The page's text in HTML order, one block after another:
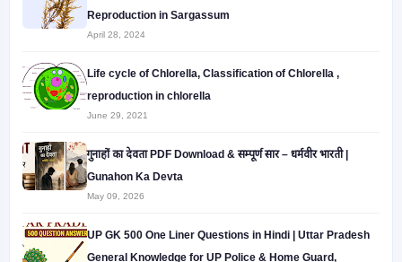
Reproduction in Sargassum
April 28, 2024
Life cycle of Chlorella, Classification of Chlorella ,
reproduction in chlorella
June 29, 2021
गुनाहों का देवता PDF Download & सम्पूर्ण सार – धर्मवीर भारती |
Gunahon Ka Devta
May 09, 2026
UP GK 500 One Liner Questions in Hindi | Uttar Pradesh
General Knowledge for UP Police & Home Guard,